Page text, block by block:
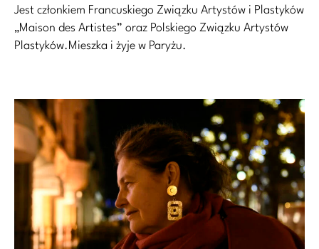
Jest członkiem Francuskiego Związku Artystów i Plastyków
„Maison des Artistes” oraz Polskiego Związku Artystów
Plastyków.Mieszka i żyje w Paryżu.